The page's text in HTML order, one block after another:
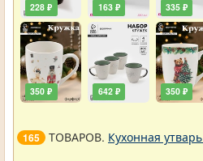
228 ₽
350 ₽
163 ₽
642 ₽
335 ₽
350 ₽
165 ТОВАРОВ. Кухонная утварь